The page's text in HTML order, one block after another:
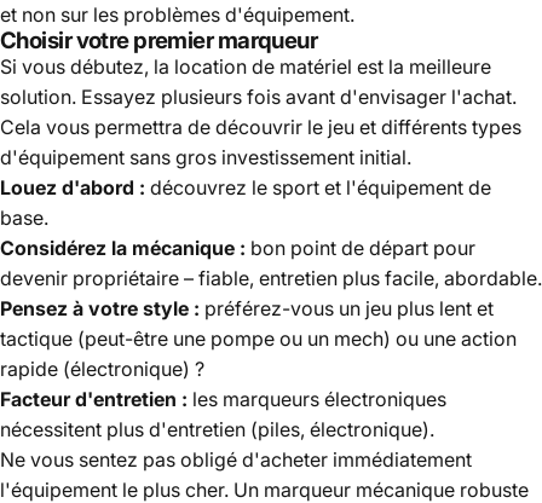
et non sur les problèmes d'équipement.
Choisir votre premier marqueur
Si vous débutez, la location de matériel est la meilleure
solution. Essayez plusieurs fois avant d'envisager l'achat.
Cela vous permettra de découvrir le jeu et différents types
d'équipement sans gros investissement initial.
Louez d'abord : découvrez le sport et l'équipement de
base.
Considérez la mécanique : bon point de départ pour
devenir propriétaire – fiable, entretien plus facile, abordable.
Pensez à votre style : préférez-vous un jeu plus lent et
tactique (peut-être une pompe ou un mech) ou une action
rapide (électronique) ?
Facteur d'entretien : les marqueurs électroniques
nécessitent plus d'entretien (piles, électronique).
Ne vous sentez pas obligé d'acheter immédiatement
l'équipement le plus cher. Un marqueur mécanique robuste